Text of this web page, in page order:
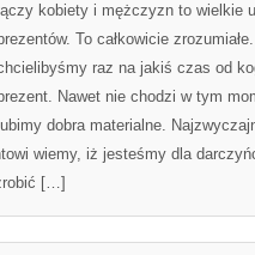
kobiety i mężczyzn to wielkie
To całkowicie
raz na jakiś czas od
Nawet nie chodzi w tym
lubimy dobra materialne.
wiemy, iż jesteśmy dla
[…]